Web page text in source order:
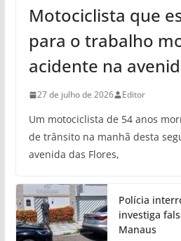
Motociclista que
para o trabalho
acidente na
27 de julho de 2026 Editor
Um motociclista de 54 anos
de trânsito na manhã desta
avenida das Flores,
Polícia
investiga
Manaus